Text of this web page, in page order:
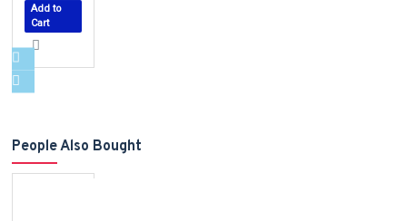
Add to
Cart
People Also Bought